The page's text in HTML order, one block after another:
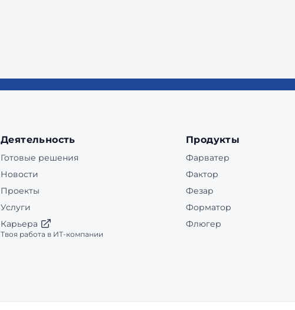
Деятельность
Готовые решения
Новости
Проекты
Услуги
Карьера
Твоя работа в ИТ-компании
Продукты
Фарватер
Фактор
Фезар
Форматор
Флюгер